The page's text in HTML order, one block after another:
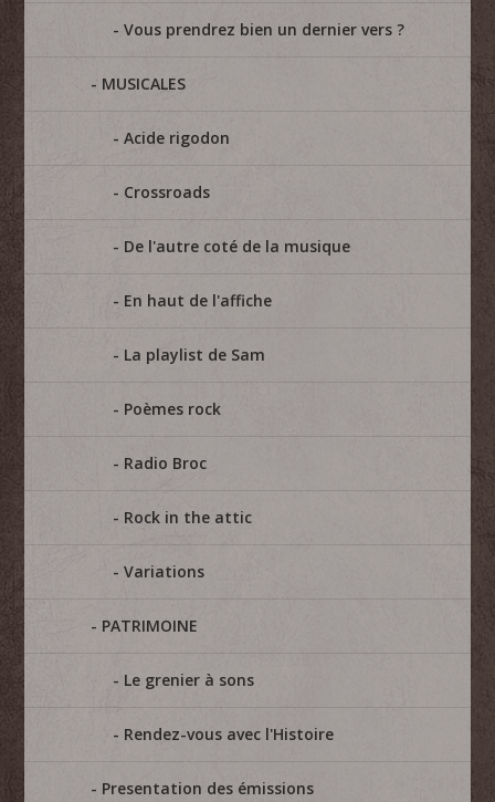
Vous prendrez bien un dernier vers ?
MUSICALES
Acide rigodon
Crossroads
De l'autre coté de la musique
En haut de l'affiche
La playlist de Sam
Poèmes rock
Radio Broc
Rock in the attic
Variations
PATRIMOINE
Le grenier à sons
Rendez-vous avec l'Histoire
Presentation des émissions